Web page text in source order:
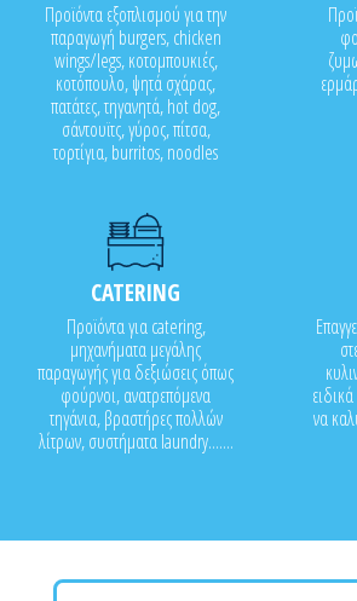
Προϊόντα εξοπλισμού για την
παραγωγή burgers, chicken
wings/legs, κοτομπουκιές,
κοτόπουλο, ψητά σχάρας,
πατάτες, τηγανητά, hot dog,
σάντουϊτς, γύρος, πίτσα,
τορτίγια, burritos, noodles
CATERING
Προϊόντα για catering,
μηχανήματα μεγάλης
παραγωγής για δεξιώσεις όπως
φούρνοι, ανατρεπόμενα
τηγάνια, βραστήρες πολλών
λίτρων, συστήματα laundry.......
να